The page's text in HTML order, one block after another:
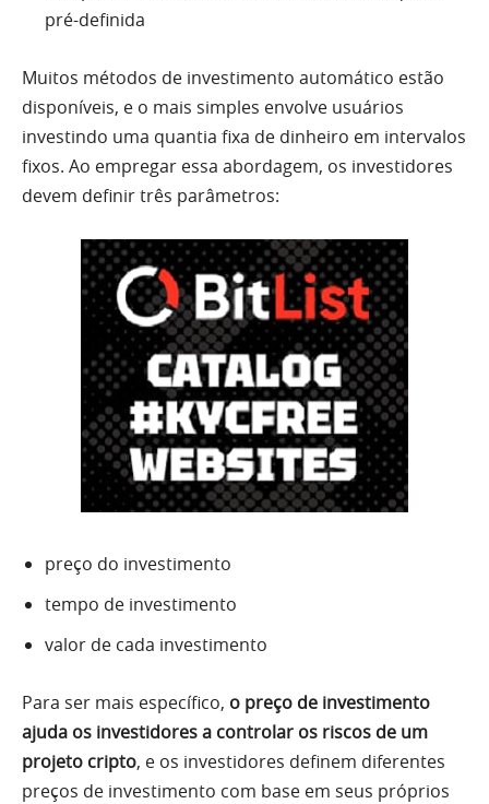
pré-definida
Muitos métodos de investimento automático estão
disponíveis, e o mais simples envolve usuários
investindo uma quantia fixa de dinheiro em intervalos
fixos. Ao empregar essa abordagem, os investidores
devem definir três parâmetros:
preço do investimento
tempo de investimento
valor de cada investimento
Para ser mais específico, o preço de investimento
ajuda os investidores a controlar os riscos de um
projeto cripto, e os investidores definem diferentes
preços de investimento com base em seus próprios